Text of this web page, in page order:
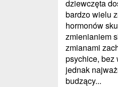
dziewczęta
bardzo wielu
hormonów
zmienianiem
zmianami
psychice, bez
jednak
budzący...